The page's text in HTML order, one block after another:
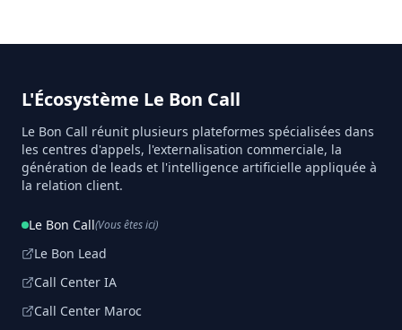
L'Écosystème Le Bon Call
Le Bon Call réunit plusieurs plateformes spécialisées dans
les centres d'appels, l'externalisation commerciale, la
génération de leads et l'intelligence artificielle appliquée à
la relation client.
Le Bon Call(Vous êtes ici)
Le Bon Lead
Call Center IA
Call Center Maroc